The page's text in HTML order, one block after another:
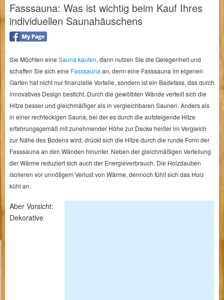
Fasssauna: Was ist wichtig beim Kauf Ihres
individuellen Saunahäuschens
Sie Möchten eine Sauna kaufen, dann nutzen Sie die Gelegenheit und
schaffen Sie sich eine Fasssauna an, denn eine Fasssauna im eigenen
Garten hat nicht nur finanzielle Vorteile, sondern ist ein Badefass, das durch
innovatives Design besticht. Durch die gewölbten Wände verteilt sich die
Hitze besser und gleichmäßiger als in vergleichbaren Saunen. Anders als
in einer rechteckigen Sauna, bei der es durch die aufsteigende Hitze
erfahrungsgemäß mit zunehmender Höhe zur Decke heißer im Vergleich
zur Nähe des Bodens wird, drückt sich die Hitze durch die runde Form der
Fasssauna an den Wänden hinunter. Neben der gleichmäßigen Verteilung
der Wärme reduziert sich auch der Energieverbrauch. Die Holzdauben
isolieren vor unnötigem Verlust von Wärme, dennoch fühlt sich das Holz
kühl an.
Aber Vorsicht:
Dekorative